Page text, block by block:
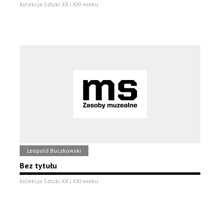
Kolekcja Sztuki XX i XXI wieku
Leopold Buczkowski
Bez tytułu
Kolekcja Sztuki XX i XXI wieku